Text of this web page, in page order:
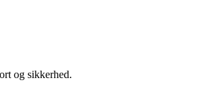
og sikkerhed.